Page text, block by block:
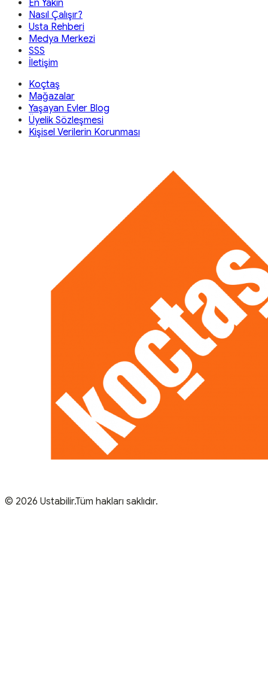
En Yakın
Nasıl Çalışır?
Usta Rehberi
Medya Merkezi
SSS
İletişim
Koçtaş
Mağazalar
Yaşayan Evler Blog
Üyelik Sözleşmesi
Kişisel Verilerin Korunması
© 2026 Ustabilir.Tüm hakları saklıdır.